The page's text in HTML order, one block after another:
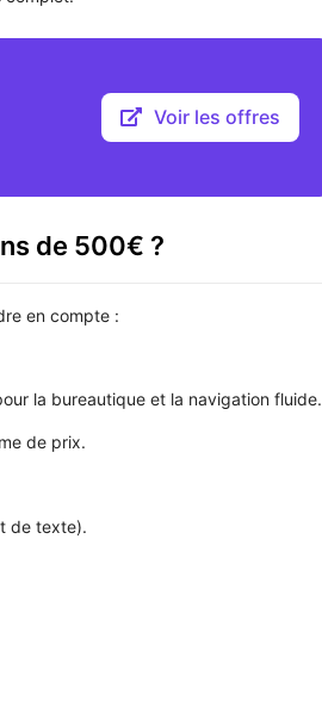
Voir les offres
de 500€ ?
en compte :
la bureautique et la navigation fluide.
de prix.
de texte).